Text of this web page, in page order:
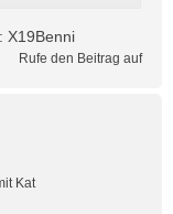
X19Benni
Rufe den Beitrag auf
Kat